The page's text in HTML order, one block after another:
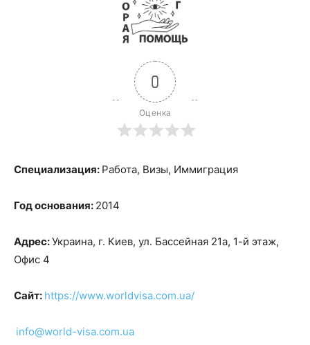
0
Оценка
Специализация: Работа, Визы, Иммиграция
Год основания: 2014
Адрес:Украина, г. Киев, ул. Басcейная 21а, 1-й этаж,
Офис 4
Сайт: https://www.worldvisa.com.ua/
info@world-visa.com.ua